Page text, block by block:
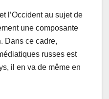
l’Occident au sujet de
une composante
Dans ce cadre,
russes est
il en va de même en